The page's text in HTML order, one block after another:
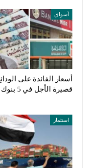
أسواق
أسعار الفائدة على
قصيرة الأجل في 5 بنوك
استثمار